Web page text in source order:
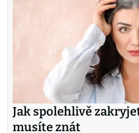
Jak spolehlivě
musíte znát